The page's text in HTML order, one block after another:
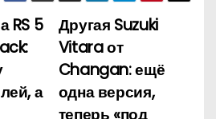
Другая Suzuki
Vitara от
Changan: ещё
одна версия,
теперь «под
RS 5
а